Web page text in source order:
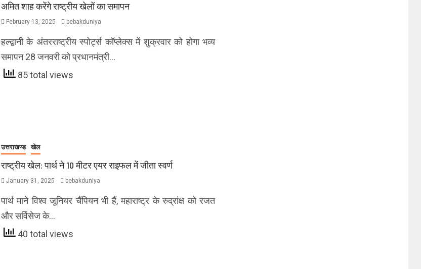
अमित शाह करेंगे राष्ट्रीय खेलों का समापन
February 13, 2025 bebakduniya
हल्द्वानी के अंतरराष्ट्रीय स्पोर्ट्स कॉप्लेक्स में शुक्रवार को होगा भव्य
समापन 28 जनवरी को प्रधानमंत्री…
85 total views
उत्तराखण्ड खेल
राष्ट्रीय खेल: पार्थ ने 10 मीटर एयर राइफल में जीता स्वर्ण
January 31, 2025 bebakduniya
पार्थ माने विश्व जूनियर चैंपियन भी हैं, महाराष्ट्र के रुद्रांक्ष को रजत
और सर्विसेज के…
40 total views